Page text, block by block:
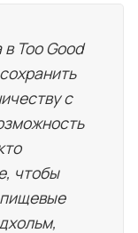
Too Good
с
чтобы